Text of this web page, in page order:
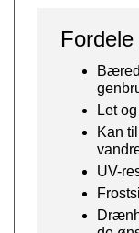
Let
Kan
UV-